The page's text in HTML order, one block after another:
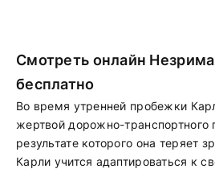
Смотреть онлайн
бесплатно
Во время утренней пробежки
жертвой дорожно-транспортного
результате которого она теряет
Карли учится адаптироваться к